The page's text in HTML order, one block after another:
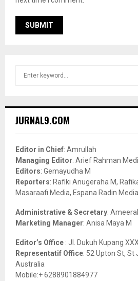
h
o
r
:
JURNAL9.COM
Editor in Chief: Amrullah
Managing Editor: Arief Rahman
Editors: Gemayudha M
Reporters: Rafiki Anugeraha M,
Masaraafi Media, Espana Radin
Administrative & Secretary:
Marketing Manager: Anisa Maya M
Editor’s Office : Jl. Dukuh Kupang
Representatif Office: 52 Upton St, St
Australia
Mobile:+ 6288901884977